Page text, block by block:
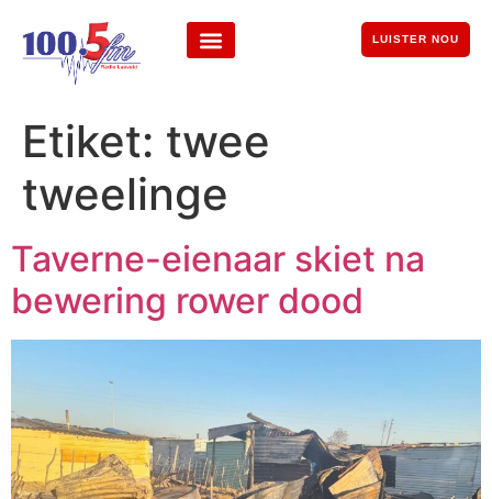
LUISTER NOU
Etiket: twee
tweelinge
Taverne-eienaar skiet na
bewering rower dood